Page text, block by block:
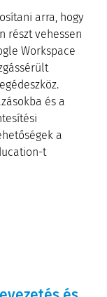
arra, hogy
részt vehessen
Workspace
és a
a
t